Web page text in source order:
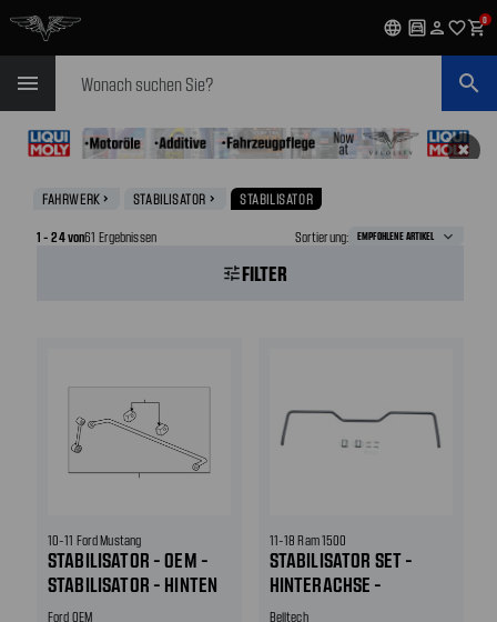
language garage person favorite_outlineshopping_cart0
menu search
✖
FAHRWERKnavigate_next STABILISATOR navigate_next STABILISATOR
1 - 24 von61 Ergebnissen Sortierung:
tuneFILTER
10-11 Ford Mustang
STABILISATOR - OEM -
STABILISATOR - HINTEN
HINTEN
Ford OEM
11-18 Ram 1500
STABILISATOR SET -
HINTERACHSE -
STABILISATOR - MIT
Belltech